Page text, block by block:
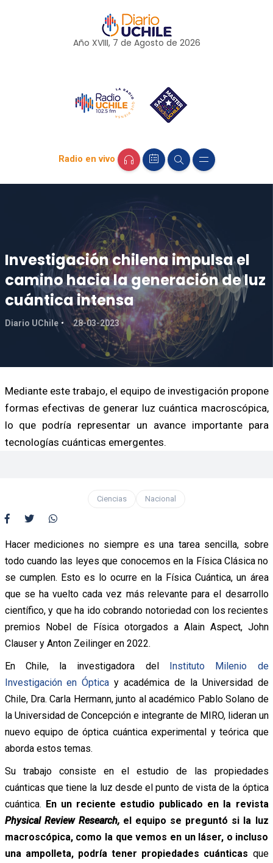
Año XVIII, 7 de Agosto de 2026
Radio en vivo
Investigación chilena impulsa el
camino hacia la generación de luz
cuántica intensa
Diario UChile 28-03-2023
Mediante este trabajo, el equipo de investigación propone
formas efectivas de generar luz cuántica macroscópica,
lo que podría representar un avance importante para
tecnologías cuánticas emergentes.
Ciencias Nacional
Hacer mediciones no siempre es una tarea sencilla, sobre
todo cuando las leyes que conocemos en la Física Clásica no
se cumplen. Esto es lo ocurre en la Física Cuántica, un área
que se ha vuelto cada vez más relevante para el desarrollo
científico, y que ha ido cobrando notoriedad con los recientes
premios Nobel de Física otorgados a Alain Aspect, John
Clauser y Anton Zeilinger en 2022.
En Chile, la investigadora del Instituto Milenio de
Investigación en Óptica y académica de la Universidad de
Chile, Dra. Carla Hermann, junto al académico Pablo Solano de
la Universidad de Concepción e integrante de MIRO, lideran un
nuevo equipo de óptica cuántica experimental y teórica que
aborda estos temas.
Su trabajo consiste en el estudio de las propiedades
cuánticas que tiene la luz desde el punto de vista de la óptica
cuántica. En un reciente estudio publicado en la revista
Physical Review Research, el equipo se preguntó si la luz
macroscópica, como la que vemos en un láser, o incluso
una ampolleta, podría tener propiedades cuánticas que